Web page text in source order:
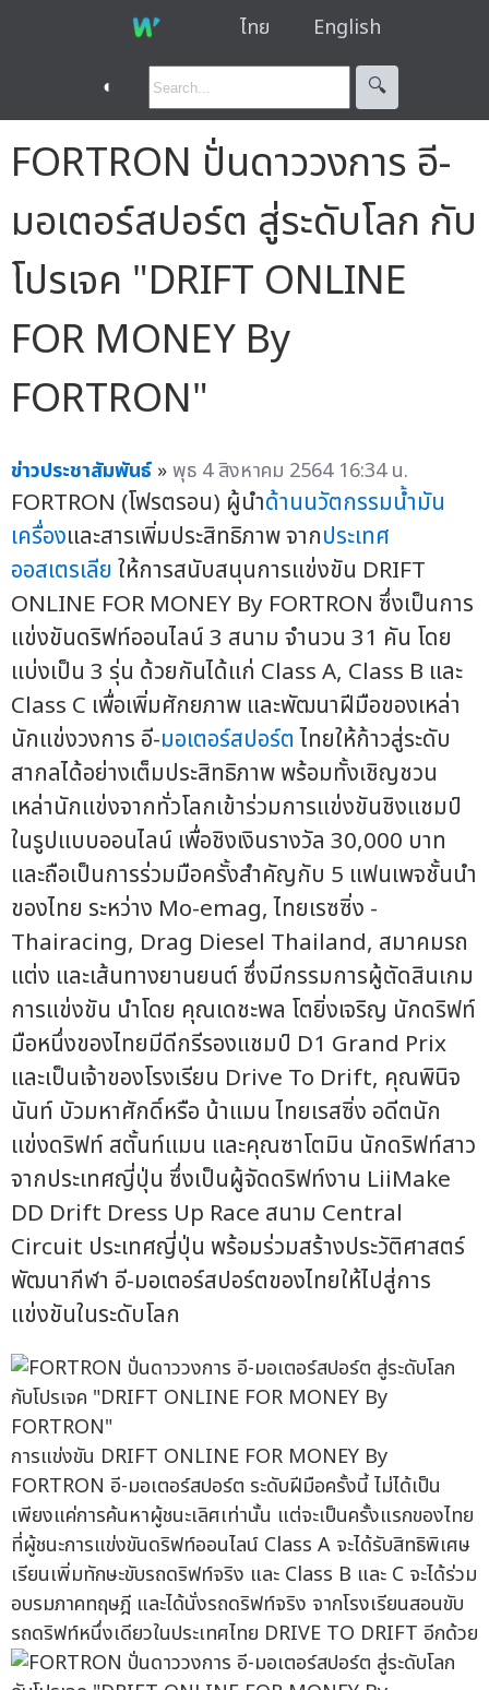
ไทย English
◐ 🔍︎
FORTRON ปั่นดาววงการ อี-
มอเตอร์สปอร์ต สู่ระดับโลก กับ
โปรเจค "DRIFT ONLINE
FOR MONEY By
FORTRON"
ข่าวประชาสัมพันธ์ »พุธ 4 สิงหาคม 2564 16:34 น.
FORTRON (โฟรตรอน) ผู้นำด้านนวัตกรรมน้ำมัน
เครื่องและสารเพิ่มประสิทธิภาพ จากประเทศ
ออสเตรเลีย ให้การสนับสนุนการแข่งขัน DRIFT
ONLINE FOR MONEY By FORTRON ซึ่งเป็นการ
แข่งขันดริฟท์ออนไลน์ 3 สนาม จำนวน 31 คัน โดย
แบ่งเป็น 3 รุ่น ด้วยกันได้แก่ Class A, Class B และ
Class C เพื่อเพิ่มศักยภาพ และพัฒนาฝีมือของเหล่า
นักแข่งวงการ อี-มอเตอร์สปอร์ตไทยให้ก้าวสู่ระดับ
สากลได้อย่างเต็มประสิทธิภาพ พร้อมทั้งเชิญชวน
เหล่านักแข่งจากทั่วโลกเข้าร่วมการแข่งขันชิงแชมป์
ในรูปแบบออนไลน์ เพื่อชิงเงินรางวัล 30,000 บาท
และถือเป็นการร่วมมือครั้งสำคัญกับ 5 แฟนเพจชั้นนำ
ของไทย ระหว่าง Mo-emag, ไทยเรซซิ่ง -
Thairacing, Drag Diesel Thailand, สมาคมรถ
แต่ง และเส้นทางยานยนต์ ซึ่งมีกรรมการผู้ตัดสินเกม
การแข่งขัน นำโดย คุณเดชะพล โตยิ่งเจริญ นักดริฟท์
มือหนึ่งของไทยมีดีกรีรองแชมป์ D1 Grand Prix
และเป็นเจ้าของโรงเรียน Drive To Drift, คุณพินิจ
นันท์ บัวมหาศักดิ์หรือ น้าแมน ไทยเรสซิ่ง อดีตนัก
แข่งดริฟท์ สตั้นท์แมน และคุณซาโตมิน นักดริฟท์สาว
จากประเทศญี่ปุ่น ซึ่งเป็นผู้จัดดริฟท์งาน LiiMake
DD Drift Dress Up Race สนาม Central
Circuit ประเทศญี่ปุ่น พร้อมร่วมสร้างประวัติศาสตร์
พัฒนากีฬา อี-มอเตอร์สปอร์ตของไทยให้ไปสู่การ
แข่งขันในระดับโลก
การแข่งขัน DRIFT ONLINE FOR MONEY By
FORTRON อี-มอเตอร์สปอร์ต ระดับฝีมือครั้งนี้ ไม่ได้เป็น
เพียงแค่การค้นหาผู้ชนะเลิศเท่านั้น แต่จะเป็นครั้งแรกของไทย
ที่ผู้ชนะการแข่งขันดริฟท์ออนไลน์ Class A จะได้รับสิทธิพิเศษ
เรียนเพิ่มทักษะขับรถดริฟท์จริง และ Class B และ C จะได้ร่วม
อบรมภาคทฤษฎี และได้นั่งรถดริฟท์จริง จากโรงเรียนสอนขับ
รถดริฟท์หนึ่งเดียวในประเทศไทย DRIVE TO DRIFT อีกด้วย